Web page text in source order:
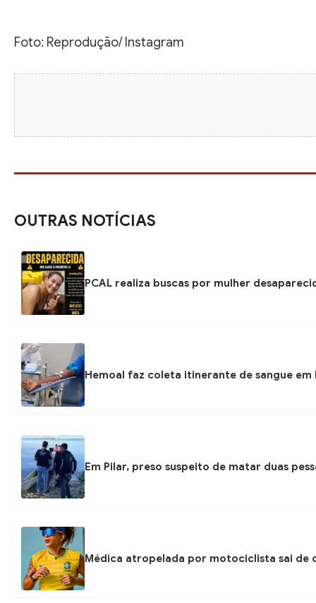
Foto: Reprodução/ Instagram
OUTRAS NOTÍCIAS
PCAL realiza buscas por mulher
Hemoal faz coleta itinerante de sangue em
Em Pilar, preso suspeito de matar duas
Médica atropelada por motociclista sai de